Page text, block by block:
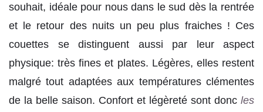
souhait, idéale pour nous dans le sud dès la rentrée
et le retour des nuits un peu plus fraiches ! Ces
couettes se distinguent aussi par leur aspect
physique: très fines et plates. Légères, elles restent
malgré tout adaptées aux températures clémentes
de la belle saison. Confort et légèreté sont donc les